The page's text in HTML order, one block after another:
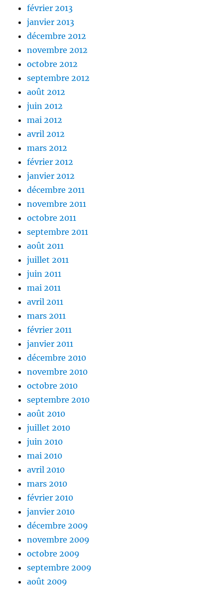
février 2013
janvier 2013
décembre 2012
novembre 2012
octobre 2012
septembre 2012
août 2012
juin 2012
mai 2012
avril 2012
mars 2012
février 2012
janvier 2012
décembre 2011
novembre 2011
octobre 2011
septembre 2011
août 2011
juillet 2011
juin 2011
mai 2011
avril 2011
mars 2011
février 2011
janvier 2011
décembre 2010
novembre 2010
octobre 2010
septembre 2010
août 2010
juillet 2010
juin 2010
mai 2010
avril 2010
mars 2010
février 2010
janvier 2010
décembre 2009
novembre 2009
octobre 2009
septembre 2009
août 2009